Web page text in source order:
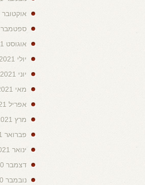
אוקטובר 2021
ספטמבר 2021
אוגוסט 2021
יולי 2021
יוני 2021
מאי 2021
אפריל 2021
מרץ 2021
פברואר 2021
ינואר 2021
דצמבר 2020
נובמבר 2020